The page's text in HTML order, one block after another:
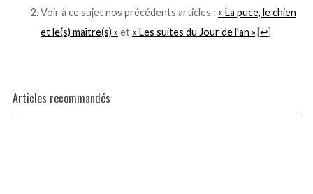
Voir à ce sujet nos précédents articles : « La puce, le chien
et le(s) maître(s) » et « Les suites du Jour de l’an ».[↩]
Articles recommandés